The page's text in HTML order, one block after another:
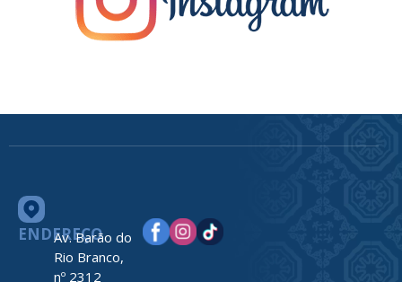
ENDEREÇO
Av. Barão do
Rio Branco,
nº 2312